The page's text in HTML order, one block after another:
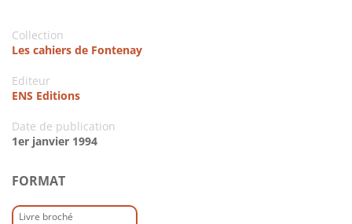
Collection
Les cahiers de Fontenay
Editeur
ENS Editions
Date de publication
1er janvier 1994
FORMAT
Livre broché